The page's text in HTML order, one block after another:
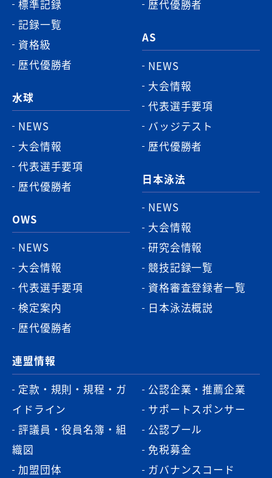
標準記録
記録一覧
資格級
歴代優勝者
水球
NEWS
大会情報
代表選手要項
歴代優勝者
OWS
NEWS
大会情報
代表選手要項
検定案内
歴代優勝者
歴代優勝者
AS
NEWS
大会情報
代表選手要項
バッジテスト
歴代優勝者
日本泳法
NEWS
大会情報
研究会情報
競技記録一覧
資格審査登録者一覧
日本泳法概説
連盟情報
定款・規則・規程・ガ
イドライン
評議員・役員名簿・組
織図
加盟団体
公認企業・推薦企業
サポートスポンサー
公認プール
免税募金
ガバナンスコード